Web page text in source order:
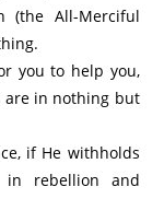
(the All-Merciful
you to help you,
are in nothing but
if He withholds
in rebellion and